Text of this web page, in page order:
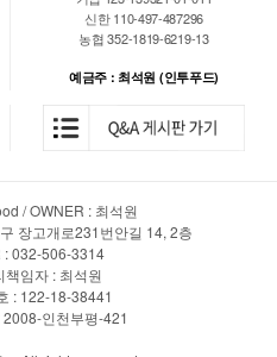
신한 110-497-487296
농협 352-1819-6219-13
예금주 : 최석원 (인투푸드)
/ OWNER : 최석원
장고개로231번안길 14, 2층
: 032-506-3314
임자 : 최석원
: 122-18-38441
인천부평-421